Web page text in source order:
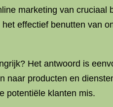
marketing van
effectief benutten van
Het antwoord is
naar producten en
potentiële klanten mis.